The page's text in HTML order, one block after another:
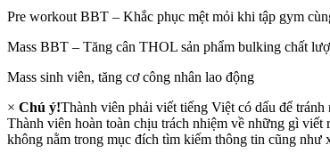
Pre workout BBT – Khắc phục mệt mỏi khi tập gym
Mass BBT – Tăng cân THOL sản phẩm bulking chất
Mass sinh viên, tăng cơ công nhân lao động
× Chú ý!Thành viên phải viết tiếng Việt có dấu để
Thành viên hoàn toàn chịu trách nhiệm về những gì
không nằm trong mục đích tìm kiếm thông tin cũng như